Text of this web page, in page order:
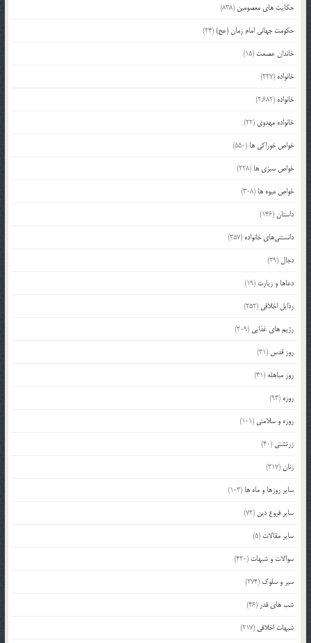
حکایت های معصومین (838)
حکومت جهانی امام زمان (عج)(24)
خاندان عصمت (15)
خانواده (227)
خانواده (2,682)
خانواده مهدوی (22)
خواص خوراکی ها (550)
خواص سبزی ها (228)
خواص میوه ها (308)
داستان(146)
دانستنی‌های خانواده (357)
دجال (29)
دعاها و زیارت (19)
رذایل اخلاقی (252)
رژیم های غذایی (209)
روز قدس (31)
روز مباهله (41)
روزه (93)
روزه و سلامتی (101)
زرتشتی (40)
زنان(317)
سایر روزها و ماه ها (103)
سایر فروع دین (72)
سایر مقالات (5)
سوالات و شبهات (420)
سیر و سلوک (274)
شب های قدر (46)
شبهات اخلاقی (217)